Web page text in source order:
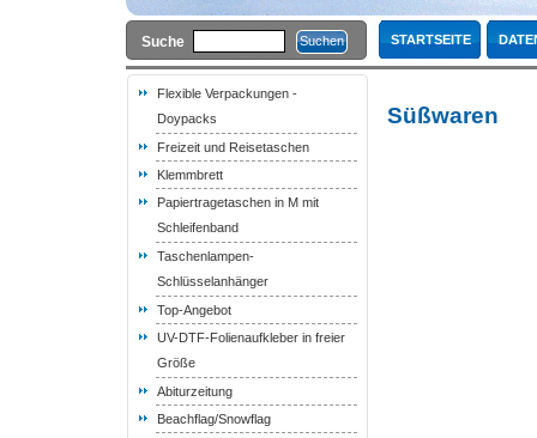
Suche STARTSEITE
Flexible Verpackungen -
Doypacks
Freizeit und Reisetaschen
Klemmbrett
Papiertragetaschen in M mit
Schleifenband
Taschenlampen-
Schlüsselanhänger
Top-Angebot
UV-DTF-Folienaufkleber in freier
Größe
Abiturzeitung
Beachflag/Snowflag
Süßwaren